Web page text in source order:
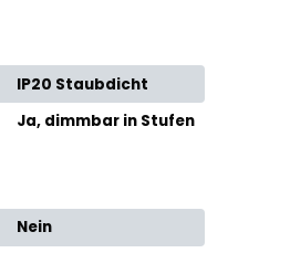
IP20 Staubdicht
Ja, dimmbar in Stufen
Nein